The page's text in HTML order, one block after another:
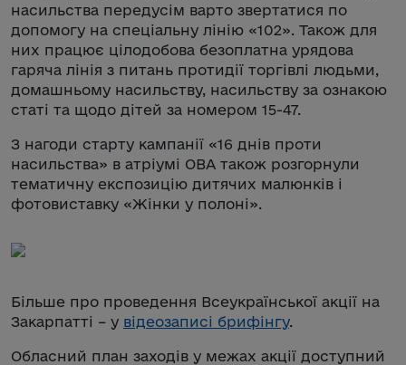
насильства передусім варто звертатися по
допомогу на спеціальну лінію «102». Також для
них працює цілодобова безоплатна урядова
гаряча лінія з питань протидії торгівлі людьми,
домашньому насильству, насильству за ознакою
статі та щодо дітей за номером 15-47.
З нагоди старту кампанії «16 днів проти
насильства» в атріумі ОВА також розгорнули
тематичну експозицію дитячих малюнків і
фотовиставку «Жінки у полоні».
Більше про проведення Всеукраїнської акції на
Закарпатті – у відеозаписі брифінгу.
Обласний план заходів у межах акції доступний